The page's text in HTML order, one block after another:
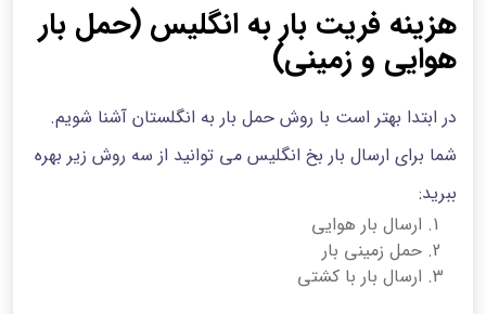
هزینه فریت بار به انگلیس (حمل بار
هوایی و زمینی)
در ابتدا بهتر است با روش حمل بار به انگلستان آشنا شویم.
شما برای ارسال بار بخ انگلیس می توانید از سه روش زیر بهره
ببرید:
ارسال بار هوایی
حمل زمینی بار
ارسال بار با کشتی